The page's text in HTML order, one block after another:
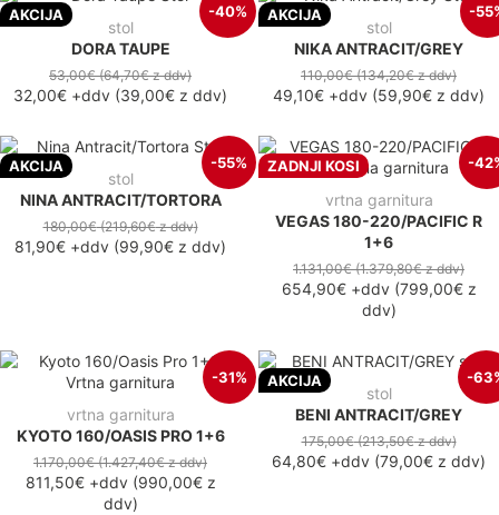
AKCIJA -40%
stol
DORA TAUPE
53,00€(64,70€z ddv)
32,00€ +ddv (39,00€ z ddv)
AKCIJA -
stol
NIKA ANTRACIT/GREY
110,00€(134,20€z ddv)
49,10€ +ddv (59,90€ z ddv)
AKCIJA -55%
stol
NINA ANTRACIT/TORTORA
180,00€(219,60€z ddv)
81,90€ +ddv (99,90€ z ddv)
ZADNJI KOSI -
vrtna garnitura
VEGAS 180-220/PACIFIC R
1+6
1.131,00€(1.379,80€z ddv)
654,90€+ddv(799,00€z
ddv)
-31%
vrtna garnitura
KYOTO 160/OASIS PRO 1+6
1.170,00€(1.427,40€z ddv)
811,50€+ddv(990,00€z
ddv)
AKCIJA -
stol
BENI ANTRACIT/GREY
175,00€(213,50€z ddv)
64,80€ +ddv (79,00€ z ddv)